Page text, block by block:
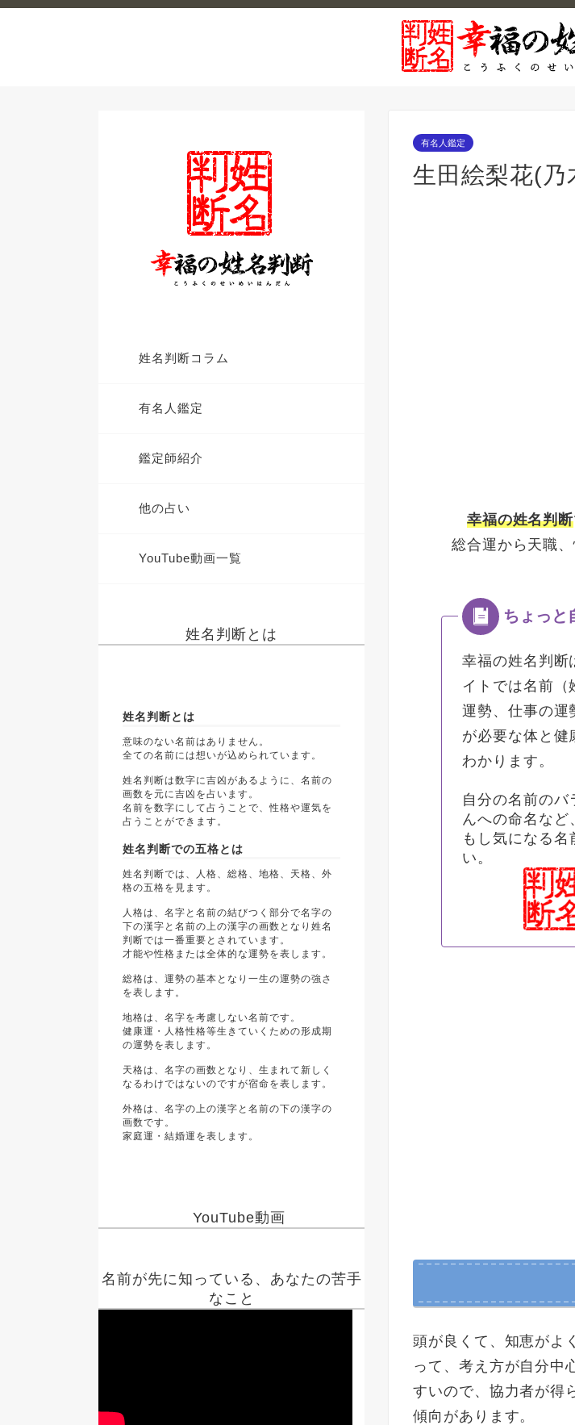
有名人鑑定
生田絵梨花(
幸福の姓名判断
総合運から天職
幸福の姓名判断
イトでは名前（
運勢、仕事の運
が必要な体と健
わかります。
自分の名前の
んへの命名など
もし気になる
い。
頭が良くて、知恵がよ
って、考え方が自分中
すいので、協力者が得
傾向があります。
姓名判断コラム
有名人鑑定
鑑定師紹介
他の占い
YouTube動画一覧
姓名判断とは
姓名判断とは
意味のない名前はありません。
全ての名前には想いが込められています。
姓名判断は数字に吉凶があるように、名前の
画数を元に吉凶を占います。
名前を数字にして占うことで、性格や運気を
占うことができます。
姓名判断での五格とは
姓名判断では、人格、総格、地格、天格、外
格の五格を見ます。
人格は、名字と名前の結びつく部分で名字の
下の漢字と名前の上の漢字の画数となり姓名
判断では一番重要とされています。
才能や性格または全体的な運勢を表します。
総格は、運勢の基本となり一生の運勢の強さ
を表します。
地格は、名字を考慮しない名前です。
健康運・人格性格等生きていくための形成期
の運勢を表します。
天格は、名字の画数となり、生まれて新しく
なるわけではないのですが宿命を表します。
外格は、名字の上の漢字と名前の下の漢字の
画数です。
家庭運・結婚運を表します。
YouTube動画
名前が先に知っている、あなたの苦手
なこと